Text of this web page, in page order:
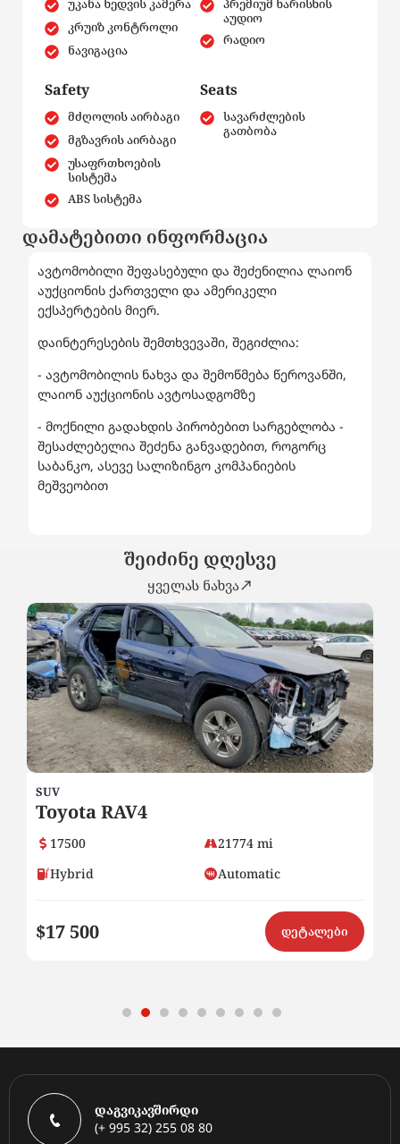
უკანა ხედვის კამერა
კრუიზ კონტროლი
ნავიგაცია
პრემიუმ ხარისხის
აუდიო
რადიო
Safety
მძღოლის აირბაგი
მგზავრის აირბაგი
უსაფრთხოების
სისტემა
ABS სისტემა
Seats
სავარძლების
გათბობა
დამატებითი ინფორმაცია
ავტომობილი შეფასებული და შეძენილია ლაიონ
აუქციონის ქართველი და ამერიკელი
ექსპერტების მიერ.
დაინტერესების შემთხვევაში, შეგიძლია:
- ავტომობილის ნახვა და შემოწმება წეროვანში,
ლაიონ აუქციონის ავტოსადგომზე
- მოქნილი გადახდის პირობებით სარგებლობა -
შესაძლებელია შეძენა განვადებით, როგორც
საბანკო, ასევე სალიზინგო კომპანიების
მეშვეობით
შეიძინე დღესვე
ყველას ნახვა
SUV
Toyota RAV4
17500
21774 mi
Hybrid
Automatic
$17 500 დეტალები
დაგვიკავშირდი
(+ 995 32) 255 08 80